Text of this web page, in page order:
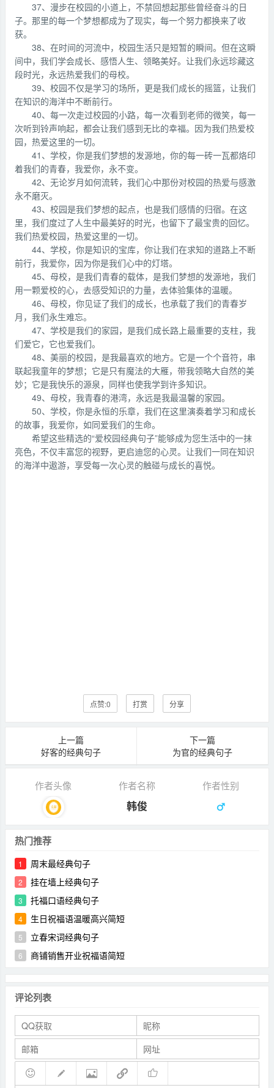
37、漫步在校园的小道上，不禁回想起那些曾经奋斗的日
子。那里的每一个梦想都成为了现实，每一个努力都换来了收
获。
38、在时间的河流中，校园生活只是短暂的瞬间。但在这瞬
间中，我们学会成长、感悟人生、领略美好。让我们永远珍藏这
段时光，永远热爱我们的母校。
39、校园不仅是学习的场所，更是我们成长的摇篮，让我们
在知识的海洋中不断前行。
40、每一次走过校园的小路，每一次看到老师的微笑，每一
次听到铃声响起，都会让我们感到无比的幸福。因为我们热爱校
园，热爱这里的一切。
41、学校，你是我们梦想的发源地，你的每一砖一瓦都烙印
着我们的青春，我爱你，永不变。
42、无论岁月如何流转，我们心中那份对校园的热爱与感激
永不磨灭。
43、校园是我们梦想的起点，也是我们感情的归宿。在这
里，我们度过了人生中最美好的时光，也留下了最宝贵的回忆。
我们热爱校园，热爱这里的一切。
44、学校，你是知识的宝库，你让我们在求知的道路上不断
前行，我爱你，因为你是我们心中的灯塔。
45、母校，是我们青春的载体，是我们梦想的发源地，我们
用一颗爱校的心，去感受知识的力量，去体验集体的温暖。
46、母校，你见证了我们的成长，也承载了我们的青春岁
月，我们永生难忘。
47、学校是我们的家园，是我们成长路上最重要的支柱，我
们爱它，它也爱我们。
48、美丽的校园，是我最喜欢的地方。它是一个个音符，串
联起我童年的梦想；它是只有魔法的大雁，带我领略大自然的美
妙；它是我快乐的源泉，同样也使我学到许多知识。
49、母校，我青春的港湾，永远是我最温馨的家园。
50、学校，你是永恒的乐章，我们在这里演奏着学习和成长
的故事，我爱你，如同爱我们的生命。
希望这些精选的“爱校园经典句子”能够成为您生活中的一抹
亮色，不仅丰富您的视野，更启迪您的心灵。让我们一同在知识
的海洋中遨游，享受每一次心灵的触碰与成长的喜悦。
点赞:0 打赏 分享
上一篇
好客的经典句子
下一篇
为官的经典句子
作者头像 作者名称 作者性别
韩俊
热门推荐
1 周末最经典句子
2 挂在墙上经典句子
3 托福口语经典句子
4 生日祝福语温暖高兴简短
5 立春宋词经典句子
6 商铺销售开业祝福语简短
评论列表